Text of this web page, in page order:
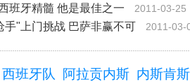
班牙精髓 他是最佳之一 2011-03-25
手"上门挑战 巴萨非赢不可 2011-03-
西班牙队 阿拉贡内斯 内斯肯斯